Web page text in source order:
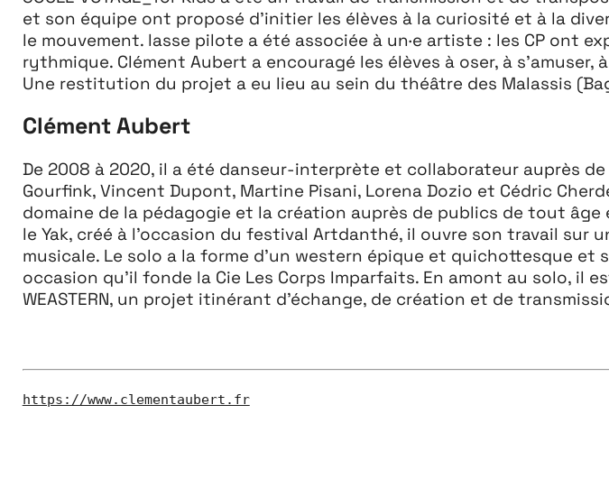
et son équipe ont proposé d’initier les élèves à la curiosité et à la
le mouvement. lasse pilote a été associée à un·e artiste : les CP ont
rythmique. Clément Aubert a encouragé les élèves à oser, à
Une restitution du projet a eu lieu au sein du théâtre des Malassis
Clément Aubert
De 2008 à 2020, il a été danseur-interprète et collaborateur auprès
Gourfink, Vincent Dupont, Martine Pisani, Lorena Dozio et Cédric
domaine de la pédagogie et la création auprès de publics de tout
le Yak, créé à l’occasion du festival Artdanthé, il ouvre son travail
musicale. Le solo a la forme d’un western épique et quichottesque et
occasion qu’il fonde la Cie Les Corps Imparfaits. En amont au solo,
WEASTERN, un projet itinérant d’échange, de création et de
https://www.clementaubert.fr